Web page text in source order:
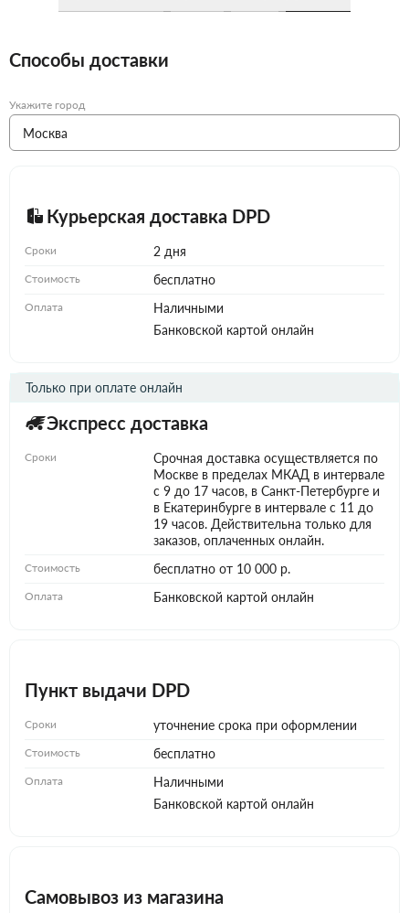
Способы доставки
Укажите город
Курьерская доставка DPD
Сроки 2 дня
Стоимость бесплатно
Оплата
Наличными
Банковской картой онлайн
Экспресс доставка
Только при оплате онлайн
Сроки
Срочная доставка осуществляется по
Москве в пределах МКАД в интервале
с 9 до 17 часов, в Санкт-Петербурге и
в Екатеринбурге в интервале с 11 до
19 часов. Действительна только для
заказов, оплаченных онлайн.
Стоимость бесплатно от 10 000 р.
Оплата Банковской картой онлайн
Пункт выдачи DPD
Сроки уточнение срока при оформлении
Стоимость бесплатно
Оплата
Наличными
Банковской картой онлайн
Самовывоз из магазина